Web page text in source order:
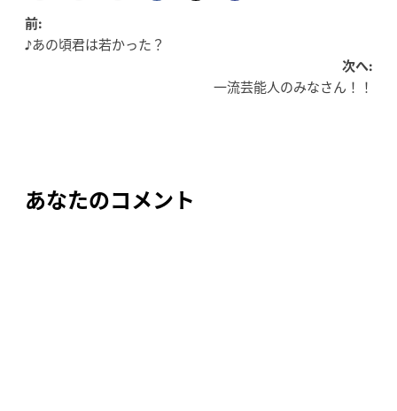
投
ー
前:
♪あの頃君は若かった？
次へ:
一流芸能人のみなさん！！
あなたのコメント